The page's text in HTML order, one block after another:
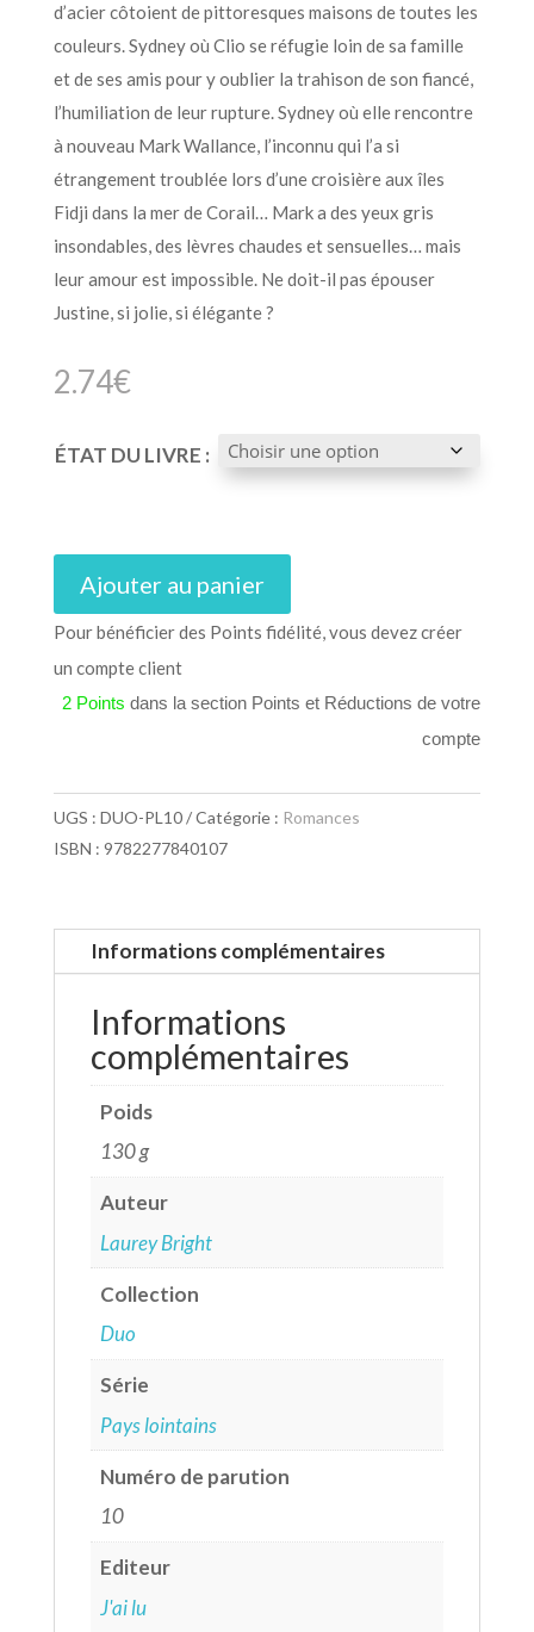
d’acier côtoient de pittoresques maisons de toutes les
couleurs. Sydney où Clio se réfugie loin de sa famille
et de ses amis pour y oublier la trahison de son fiancé,
l’humiliation de leur rupture. Sydney où elle rencontre
à nouveau Mark Wallance, l’inconnu qui l’a si
étrangement troublée lors d’une croisière aux îles
Fidji dans la mer de Corail… Mark a des yeux gris
insondables, des lèvres chaudes et sensuelles… mais
leur amour est impossible. Ne doit-il pas épouser
Justine, si jolie, si élégante ?
2.74€
ÉTAT DU LIVRE :
Ajouter au panier
Pour bénéficier des Points fidélité, vous devez créer
un compte client
2 Points dans la section Points et Réductions de votre
compte
UGS : DUO-PL10 Catégorie : Romances
ISBN : 9782277840107
Informations complémentaires
Informations
complémentaires
Poids
130 g
Auteur
Laurey Bright
Collection
Duo
Série
Pays lointains
Numéro de parution
10
Editeur
J'ai lu